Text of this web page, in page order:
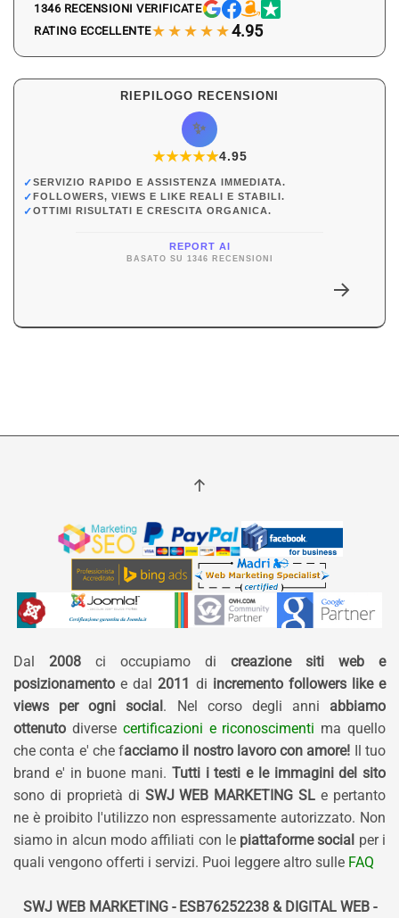
1346 RECENSIONI VERIFICATE
RATING ECCELLENTE★★★★★4.95
RIEPILOGO RECENSIONI
✨
★★★★★
★4.95
✓SERVIZIO RAPIDO E ASSISTENZA IMMEDIATA.
✓ FOLLOWERS, VIEWS E LIKE REALI E STABILI.
✓OTTIMI RISULTATI E CRESCITA ORGANICA.
REPORT AI
BASATO SU 1346 RECENSIONI
Dal 2008 ci occupiamo di creazione siti web e
posizionamento e dal 2011 di incremento followers like e
views per ogni social . Nel corso degli anni abbiamo
ottenuto diverse certificazioni e riconoscimenti ma quello
che conta e' che facciamo il nostro lavoro con amore! Il tuo
brand e' in buone mani. Tutti i testi e le immagini del sito
sono di proprietà di SWJ WEB MARKETING SL e pertanto
ne è proibito l'utilizzo non espressamente autorizzato. Non
siamo in alcun modo affiliati con le piattaforme social per i
quali vengono offerti i servizi. Puoi leggere altro sulle FAQ
SWJ WEB MARKETING - ESB76252238 & DIGITAL WEB -